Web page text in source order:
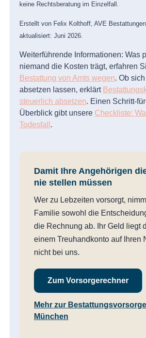
keine Rechtsberatung im Einzelfall.
Erstellt von Felix Kolthoff, AVE
aktualisiert: Juni 2026.
Weiterführende Informationen: Was
niemand die Kosten trägt, erfahren
Bestattung von Amts wegen. Ob
absetzen lassen, erklärt
steuerlich absetzen. Einen Schritt-
Überblick gibt unsere Checkliste:
Todesfall .
Damit Ihre Angehörigen
nie stellen müssen
Wer zu Lebzeiten vorsorgt,
Familie sowohl die
die Rechnung ab. Ihr Geld liegt
einem Treuhandkonto auf Ihren
nicht bei uns.
Zum Vorsorgerechner
Mehr zur
München